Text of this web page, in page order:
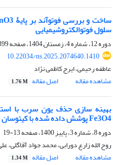
سلول فوتوالکتروشیمیایی
دوره 12، شماره 4، زمستان 1404، صفحه
411
10.22034/ns.2025.2074640.1410
عاطفه رحیمی، ایرج کاظمی نژاد
مشاهده مقاله
اصل مقاله 1.76 M
بهینه سازی حذف یون سرب با
Fe3O4 پوشش داده شده با کیتوسان در نمونه های حقیقی
دوره 8، شماره 3، پاییز 1400، صفحه
13-19
روح الله زارع دورابی، محمد جواد آقاگلی،
مشاهده مقاله
اصل مقاله 1.34 M